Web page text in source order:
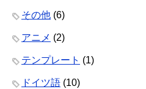
その他 (6)
アニメ (2)
テンプレート (1)
ドイツ語 (10)